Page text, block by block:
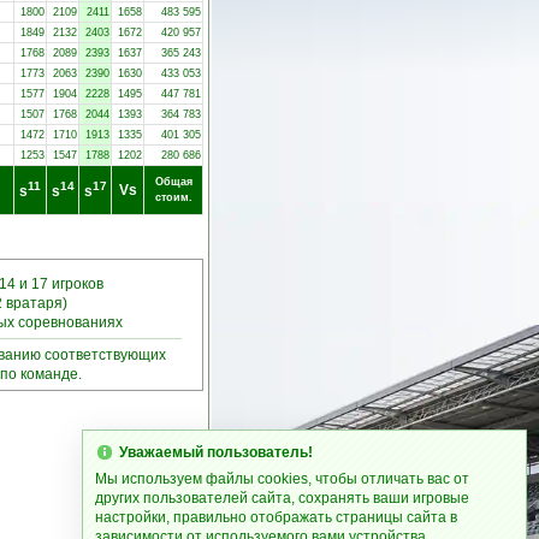
1800 2109 2411 1658
483 595
1849
2132 2403 1672
420 957
1768
2089 2393 1637
365 243
1773
2063 2390 1630
433 053
1577
1904 2228 1495
447 781
1507
1768 2044 1393
364 783
1472
1710 1913 1335
401 305
1253
1547 1788 1202 280 686
s11 s14 s17 Vs
Общая
стоим.
и 17 игроков
вратаря)
соревнованиях
соответствующих
команде.
Уважаемый пользователь!
Мы используем файлы cookies, чтобы отличать вас от
других пользователей сайта, сохранять ваши игровые
настройки, правильно отображать страницы сайта в